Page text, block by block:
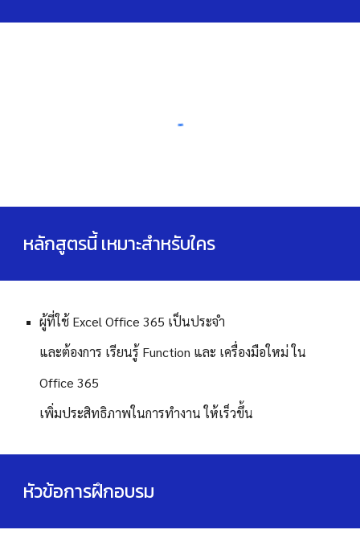
หลักสูตรนี้ เหมาะสำหรับใคร
ผู้ที่ใช้ Excel Office 365 เป็นประจำ
และต้องการ เรียนรู้ Function และ เครื่องมือใหม่ ใน
Office 365
เพิ่มประสิทธิภาพในการทำงาน ให้เร็วขึ้น
หัวข้อการฝึกอบรม